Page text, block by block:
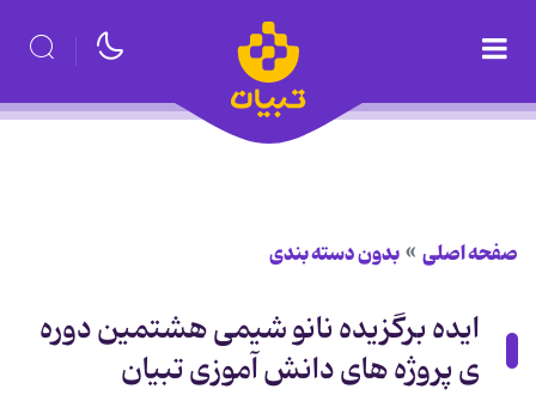
صفحه اصلی بدون دسته بندی
ایده برگزیده نانو شیمی هشتمین دوره
ی پروژه های دانش آموزی تبیان